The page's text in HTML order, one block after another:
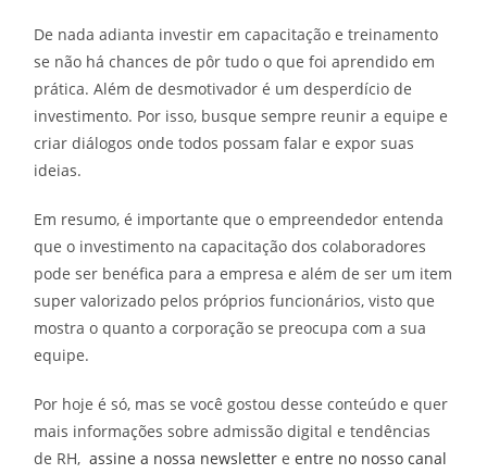
De nada adianta investir em capacitação e treinamento
se não há chances de pôr tudo o que foi aprendido em
prática. Além de desmotivador é um desperdício de
investimento. Por isso, busque sempre reunir a equipe e
criar diálogos onde todos possam falar e expor suas
ideias.
Em resumo, é importante que o empreendedor entenda
que o investimento na capacitação dos colaboradores
pode ser benéfica para a empresa e além de ser um item
super valorizado pelos próprios funcionários, visto que
mostra o quanto a corporação se preocupa com a sua
equipe.
Por hoje é só, mas se você gostou desse conteúdo e quer
mais informações sobre admissão digital e tendências
de RH, assine a nossa newsletter e entre no nosso canal